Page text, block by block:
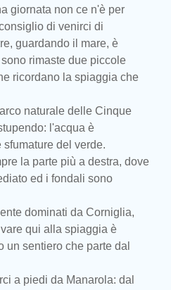
giornata non ce n'è per
di venirci di
guardando il mare, è
rimaste due piccole
ricordano la spiaggia che
naturale delle Cinque
l'acqua è
del verde.
la parte più a destra, dove
ed i fondali sono
dominati da Corniglia,
qui alla spiaggia è
un sentiero che parte dal
a piedi da Manarola: dal